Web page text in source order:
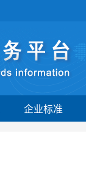
企业标准